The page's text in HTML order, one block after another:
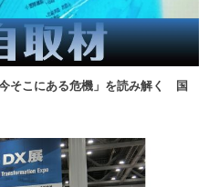
そこにある危機」を読み解く 国